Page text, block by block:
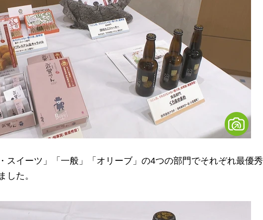
スイーツ」「一般」「オリーブ」の4つの部門でそれぞれ最優秀
した。